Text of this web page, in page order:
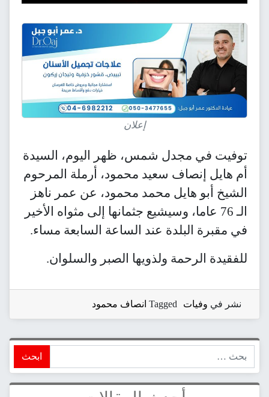
إعلان
توفيت في مجدل شمس، ظهر اليوم، السيدة
أم هايل إنصاف سعيد محمود، أرملة المرحوم
الشيخ أبو هايل محمد محمود، عن عمر ناهز
الـ 76 عاما، وسيشيع جثمانها إلى مثواه الأخير
في مقبرة البلدة عند الساعة السابعة مساء.
للفقيدة الرحمة ولذويها الصبر والسلوان.
نشر في وفيات Tagged انصاف محمود